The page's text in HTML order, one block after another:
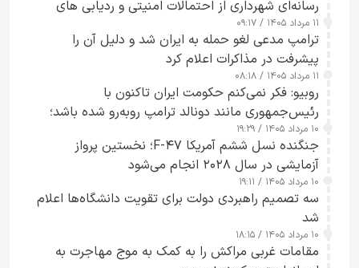
رسانه‌ای شهرداری از احتمالات امنیتی و ردیابی های
جاسوسی گفت
۱۱ مرداد ۱۴۰۵ / ۰۹:۱۷
ترامپ مدعی لغو حمله به ایران شد و دلیل آن را
پیشرفت در مذاکرات اعلام کرد
۱۱ مرداد ۱۴۰۵ / ۰۸:۱۸
روبیو: فکر نمی‌کنم حکومت ایران تاکنون با
رئیس‌جمهوری مانند دونالد ترامپ روبه‌رو شده باشد؛
کسی که واقعاً دست به اقدام می‌زند
۱۰ مرداد ۱۴۰۵ / ۱۹:۲۹
جنگنده نسل ششم آمریکا F-۴۷؛ نخستین پرواز
آزمایشی در سال ۲۰۲۸ انجام می‌شود
۱۰ مرداد ۱۴۰۵ / ۱۹:۱۱
سه تصمیم راهبردی دولت برای تقویت دانشگاه‌ها اعلام
شد
۱۰ مرداد ۱۴۰۵ / ۱۸:۱۵
مقامات غربی مراکش را به کمک به موج مهاجرت به